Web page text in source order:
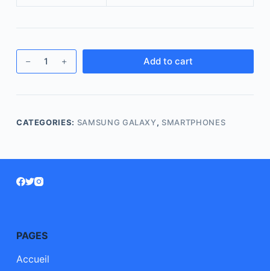
Add to cart
CATEGORIES: SAMSUNG GALAXY, SMARTPHONES
PAGES
Accueil